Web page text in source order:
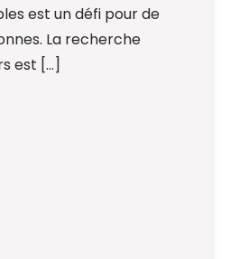
est un défi pour de
La recherche
est […]